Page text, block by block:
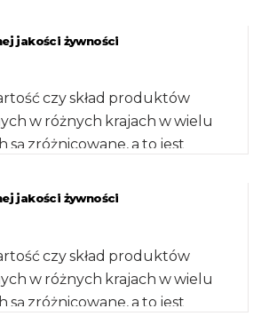
jakości żywności
czy skład produktów
w różnych krajach w wielu
są zróżnicowane, a to jest
jakości żywności
czy skład produktów
w różnych krajach w wielu
są zróżnicowane, a to jest